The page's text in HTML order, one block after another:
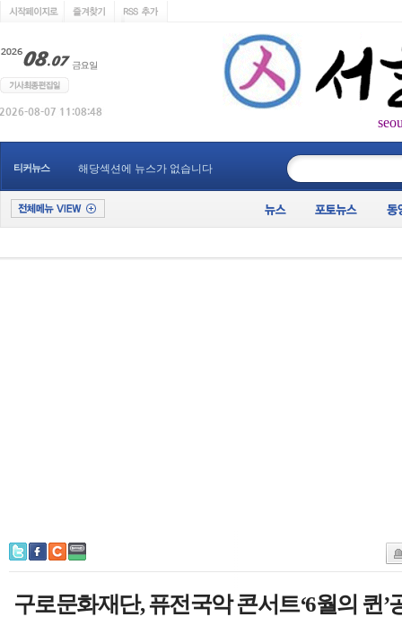
티커뉴스 해당섹션에 뉴스가 없습니다
구로문화재단, 퓨전국악 콘서트‘6월의 퀸’